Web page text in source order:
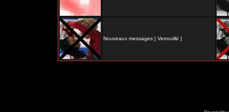
Nouveaux messages [ Verrouillé ]